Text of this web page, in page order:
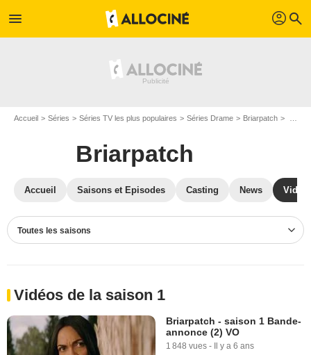
menu profil search
Accueil Séries Séries TV les plus populaires Séries Drame Briarpatch
Briarpatch
Accueil Saisons et Episodes Casting News
Toutes les saisons
Vidéos de la saison 1
Briarpatch - saison 1 Bande-
annonce (2) VO
1 848 vues - Il y a 6 ans